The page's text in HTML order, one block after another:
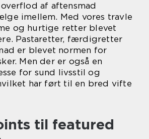
af aftensmad
imellem. Med vores travle
og hurtige retter blevet
Pastaretter, færdigretter
er blevet normen for
Men der er også en
for sund livsstil og
har ført til en bred vifte
til featured